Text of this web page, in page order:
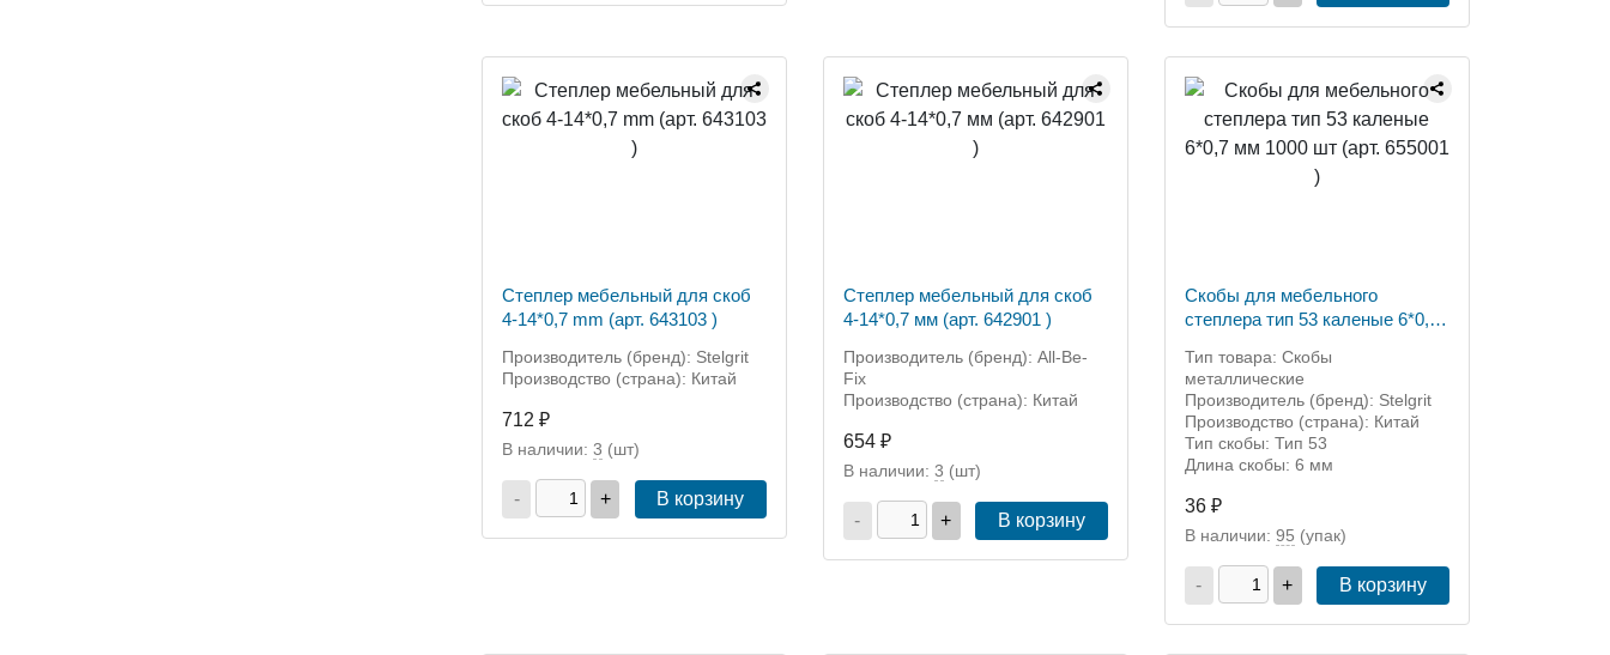
Степлер мебельный для скоб
4-14*0,7 mm (арт. 643103 )
Производитель (бренд): Stelgrit
Производство (страна): Китай
712 ₽
В наличии: 3 (шт)
- + В корзину
Степлер мебельный для скоб
4-14*0,7 мм (арт. 642901 )
Производитель (бренд): All-Be-
Fix
Производство (страна): Китай
654 ₽
В наличии: 3 (шт)
- + В корзину
Скобы для мебельного
степлера тип 53 каленые 6*0,7
Тип товара: Скобы
металлические
Производитель (бренд): Stelgrit
Производство (страна): Китай
Тип скобы: Тип 53
Длина скобы: 6 мм
36 ₽
В наличии: 95 (упак)
- + В корзину